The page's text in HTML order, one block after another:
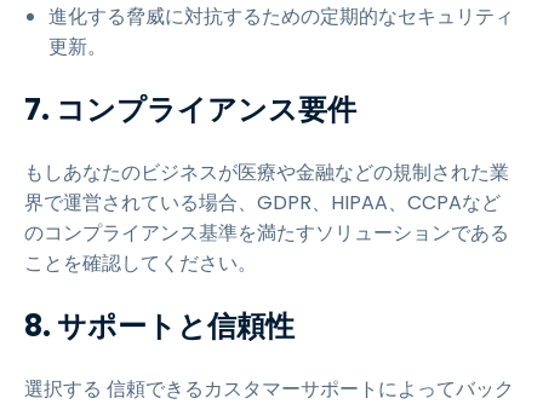
進化する脅威に対抗するための定期的なセキュリティ
更新。
7. コンプライアンス要件
もしあなたのビジネスが医療や金融などの規制された業
界で運営されている場合、GDPR、HIPAA、CCPAなど
のコンプライアンス基準を満たすソリューションである
ことを確認してください。
8. サポートと信頼性
選択する 信頼できるカスタマーサポートによってバック